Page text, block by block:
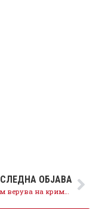
СЛЕДНА ОБЈАВА
Никој не им верува на криминалните структури во врвот на ВМРО-ДПМНЕ